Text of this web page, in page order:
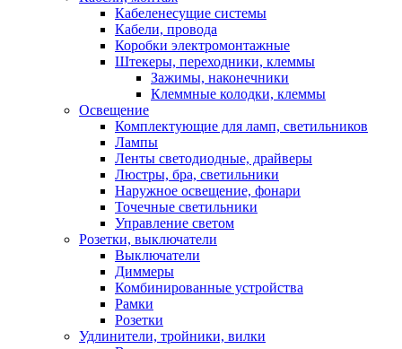
Кабеленесущие системы
Кабели, провода
Коробки электромонтажные
Штекеры, переходники, клеммы
Зажимы, наконечники
Клеммные колодки, клеммы
Освещение
Комплектующие для ламп, светильников
Лампы
Ленты светодиодные, драйверы
Люстры, бра, светильники
Наружное освещение, фонари
Точечные светильники
Управление светом
Розетки, выключатели
Выключатели
Диммеры
Комбинированные устройства
Рамки
Розетки
Удлинители, тройники, вилки